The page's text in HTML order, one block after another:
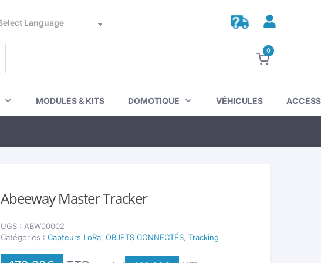
Suivez votre commande
Mon compte
0
MODULES & KITS DOMOTIQUE VÉHICULES
Abeeway Master Tracker
UGS : ABW00002
Catégories :Capteurs LoRa ,OBJETS CONNECTÉS ,Tracking